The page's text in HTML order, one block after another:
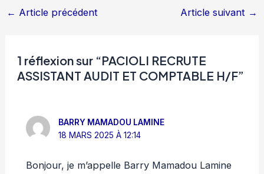
← Article précédent Article suivant →
1 réflexion sur “PACIOLI RECRUTE
ASSISTANT AUDIT ET COMPTABLE H/F”
BARRY MAMADOU LAMINE
18 MARS 2025 À 12:14
Bonjour, je m’appelle Barry Mamadou Lamine